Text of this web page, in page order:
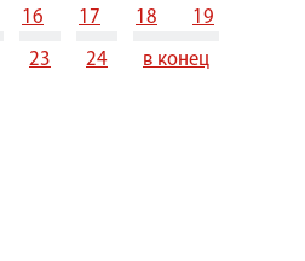
16 17 18
19
23 24 в конец